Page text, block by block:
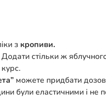
з кропиви.
Додати стільки ж
можете придбати
були еластичними і